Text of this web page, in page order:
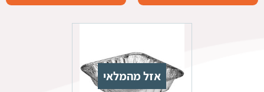
אזל מהמלאי